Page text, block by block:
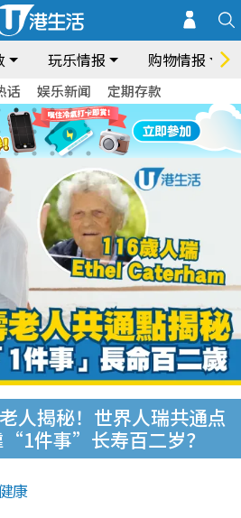
玩乐情报 购物情报
话 娱乐新闻 定期存款
人揭秘！世界人瑞共通点
件事”长寿百二岁？
康